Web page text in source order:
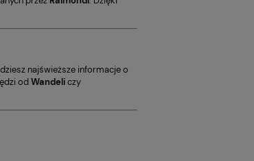
najświeższe informacje o
odWandeliczy